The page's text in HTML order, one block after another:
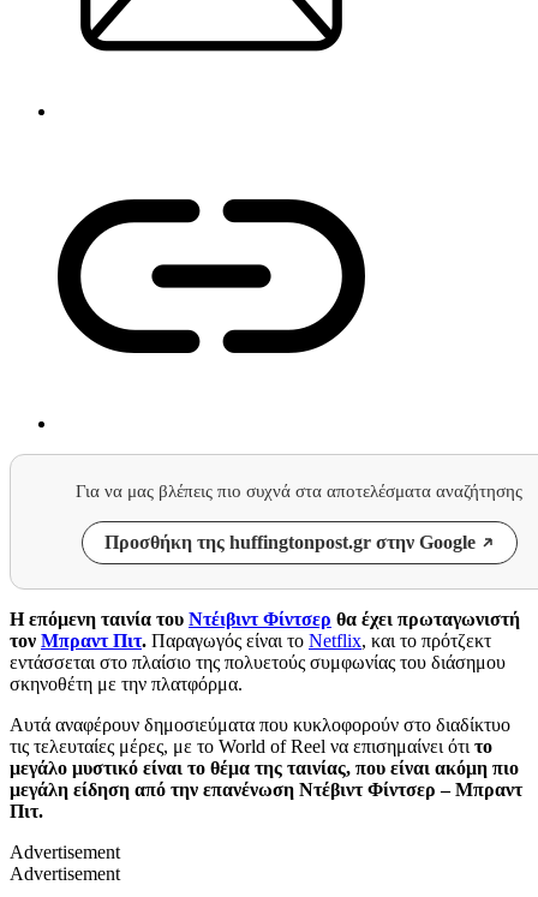
Για να μας βλέπεις πιο συχνά στα αποτελέσματα αναζήτησης
Προσθήκη της huffingtonpost.gr στην Google
Η επόμενη ταινία του Ντέιβιντ Φίντσερ θα έχει πρωταγωνιστή
τον Μπραντ Πιτ. Παραγωγός είναι το Netflix, και το πρότζεκτ
εντάσσεται στο πλαίσιο της πολυετούς συμφωνίας του διάσημου
σκηνοθέτη με την πλατφόρμα.
Αυτά αναφέρουν δημοσιεύματα που κυκλοφορούν στο διαδίκτυο
τις τελευταίες μέρες, με το World of Reel να επισημαίνει ότι το
μεγάλο μυστικό είναι το θέμα της ταινίας, που είναι ακόμη πιο
μεγάλη είδηση από την επανένωση Ντέβιντ Φίντσερ – Μπραντ
Πιτ.
Advertisement
Advertisement